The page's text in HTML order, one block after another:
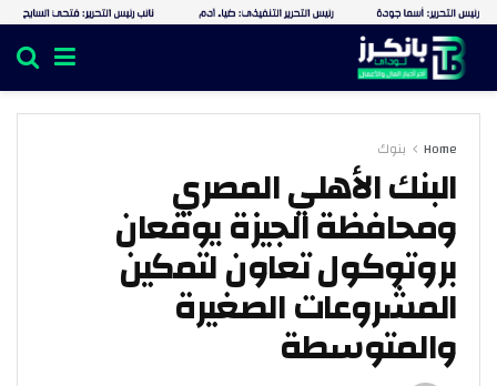
Home بنوك
البنك الأهلي المصري
ومحافظة الجيزة يوقعان
بروتوكول تعاون لتمكين
المشروعات الصغيرة
والمتوسطة